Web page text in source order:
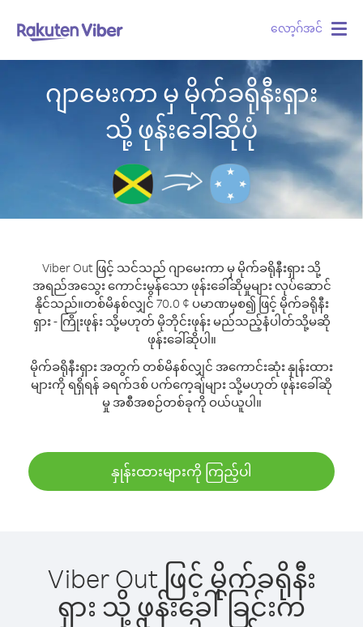
လော့ဂ်အင်
ဂျာမေးကာ မှ မိုက်ခရိုနီးရှား
သို့ ဖုန်းခေါ်ဆိုပုံ
Viber Out ဖြင့် သင်သည် ဂျာမေးကာ မှ မိုက်ခရိုနီးရှား သို့
အရည်အသွေး ကောင်းမွန်သော ဖုန်းခေါ်ဆိုမှုများ လုပ်ဆောင်
နိုင်သည်။တစ်မိနစ်လျှင် 70.0 ¢ ပမာဏမှစ၍ ဖြင့် မိုက်ခရိုနီး
ရှား - ကြိုးဖုန်း သို့မဟုတ် မိုဘိုင်းဖုန်း မည်သည့်နံပါတ်သို့မဆို
ဖုန်းခေါ်ဆိုပါ။
မိုက်ခရိုနီးရှား အတွက် တစ်မိနစ်လျှင် အကောင်းဆုံး နှုန်းထား
များကို ရရှိရန် ခရက်ဒစ် ပက်ကေ့ချ်များ သို့မဟုတ် ဖုန်းခေါ်ဆို
မှု အစီအစဉ်တစ်ခုကို ဝယ်ယူပါ။
နှုန်းထားများကို ကြည့်ပါ
Viber Out ဖြင့် မိုက်ခရိုနီး
ရှား သို့ ဖုန်းခေါ်ခြင်းက